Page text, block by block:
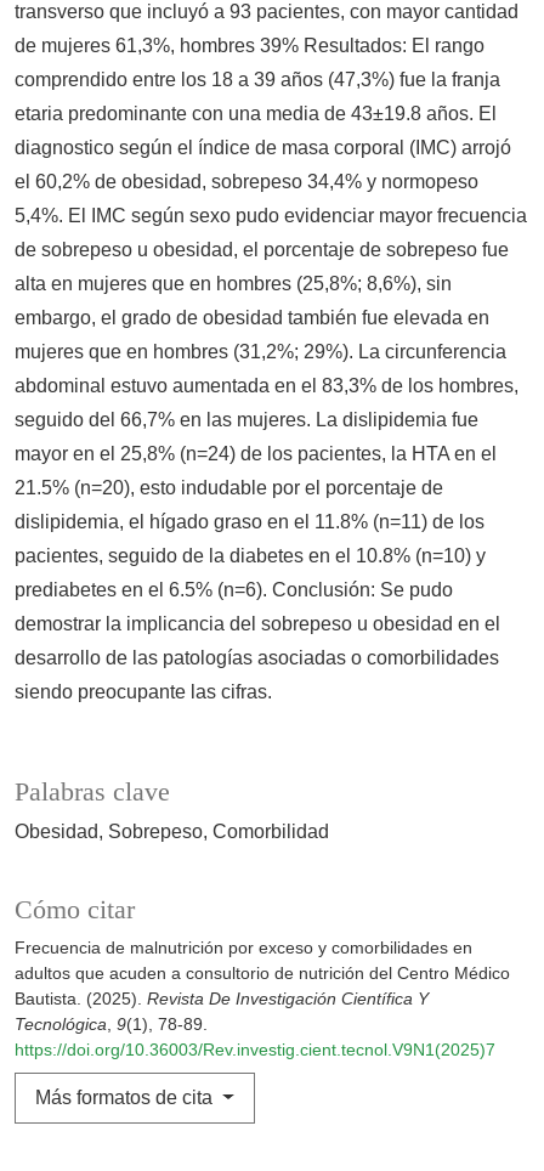
Palabras clave
Obesidad Sobrepeso Comorbilidad
Cómo citar
Frecuencia de malnutrición por exceso y comorbilidades en
adultos que acuden a consultorio de nutrición del Centro Médico
Bautista. (2025). Revista De Investigación Científica Y
Tecnológica, 9(1), 78-89.
https://doi.org/10.36003/Rev.investig.cient.tecnol.V9N1(2025)7
Más formatos de cita
transverso que incluyó a 93 pacientes, con mayor cantidad
de mujeres 61,3%, hombres 39% Resultados: El rango
comprendido entre los 18 a 39 años (47,3%) fue la franja
etaria predominante con una media de 43±19.8 años. El
diagnostico según el índice de masa corporal (IMC) arrojó
el 60,2% de obesidad, sobrepeso 34,4% y normopeso
5,4%. El IMC según sexo pudo evidenciar mayor frecuencia
de sobrepeso u obesidad, el porcentaje de sobrepeso fue
alta en mujeres que en hombres (25,8%; 8,6%), sin
embargo, el grado de obesidad también fue elevada en
mujeres que en hombres (31,2%; 29%). La circunferencia
abdominal estuvo aumentada en el 83,3% de los hombres,
seguido del 66,7% en las mujeres. La dislipidemia fue
mayor en el 25,8% (n=24) de los pacientes, la HTA en el
21.5% (n=20), esto indudable por el porcentaje de
dislipidemia, el hígado graso en el 11.8% (n=11) de los
pacientes, seguido de la diabetes en el 10.8% (n=10) y
prediabetes en el 6.5% (n=6). Conclusión: Se pudo
demostrar la implicancia del sobrepeso u obesidad en el
desarrollo de las patologías asociadas o comorbilidades
siendo preocupante las cifras.